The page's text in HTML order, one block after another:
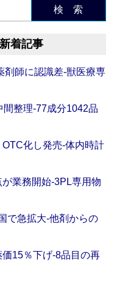
検 索
着記事
剤師に認識差‐獣医療専
間整理‐77成分1042品
化し発売‐体内時計
業務開始‐3PL専用物
で急拡大‐他剤からの
15％下げ‐8品目の再